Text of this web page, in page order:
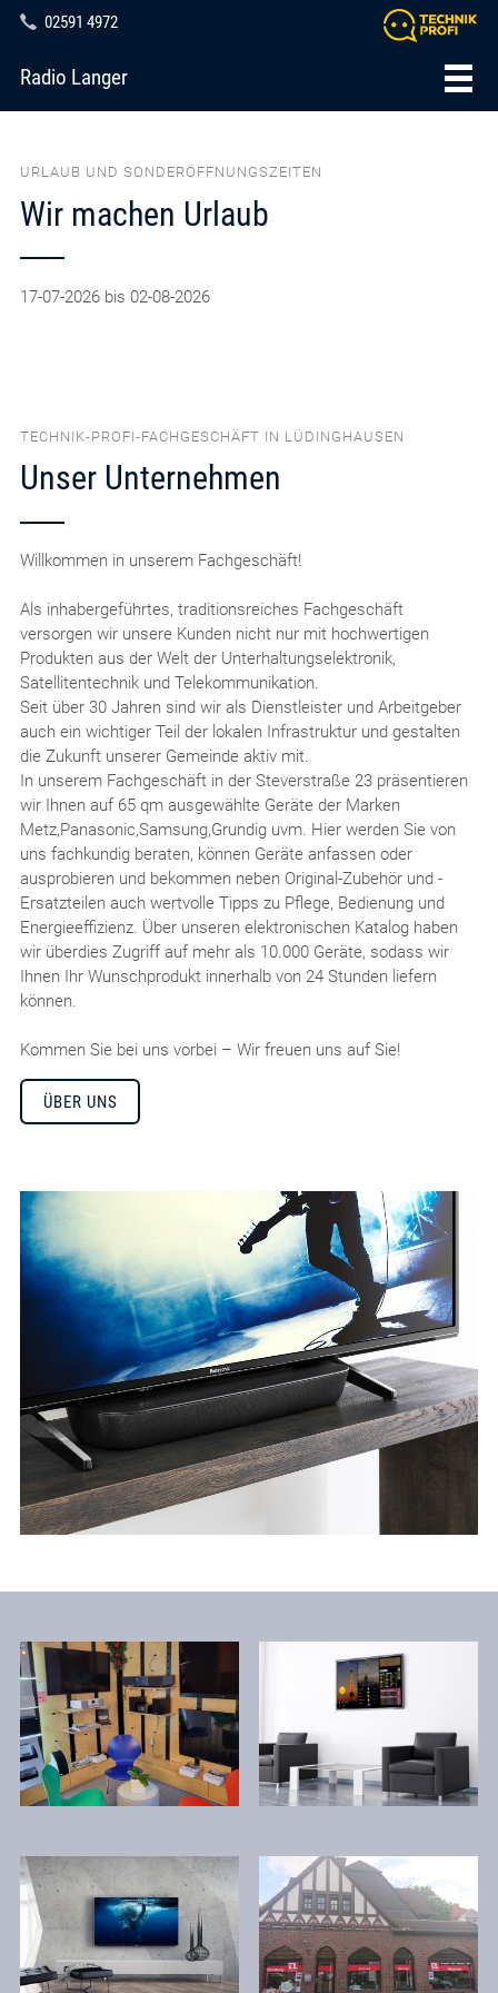
02591 4972
Radio Langer
URLAUB UND SONDERÖFFNUNGSZEITEN
Wir machen Urlaub
17-07-2026 bis 02-08-2026
TECHNIK-PROFI-FACHGESCHÄFT IN LÜDINGHAUSEN
Unser Unternehmen
Willkommen in unserem Fachgeschäft!
Als inhabergeführtes, traditionsreiches Fachgeschäft
versorgen wir unsere Kunden nicht nur mit hochwertigen
Produkten aus der Welt der Unterhaltungselektronik,
Satellitentechnik und Telekommunikation.
Seit über 30 Jahren sind wir als Dienstleister und Arbeitgeber
auch ein wichtiger Teil der lokalen Infrastruktur und gestalten
die Zukunft unserer Gemeinde aktiv mit.
In unserem Fachgeschäft in der Steverstraße 23 präsentieren
wir Ihnen auf 65 qm ausgewählte Geräte der Marken
Metz,Panasonic,Samsung,Grundig uvm. Hier werden Sie von
uns fachkundig beraten, können Geräte anfassen oder
ausprobieren und bekommen neben Original-Zubehör und -
Ersatzteilen auch wertvolle Tipps zu Pflege, Bedienung und
Energieeffizienz. Über unseren elektronischen Katalog haben
wir überdies Zugriff auf mehr als 10.000 Geräte, sodass wir
Ihnen Ihr Wunschprodukt innerhalb von 24 Stunden liefern
können.
Kommen Sie bei uns vorbei – Wir freuen uns auf Sie!
ÜBER UNS